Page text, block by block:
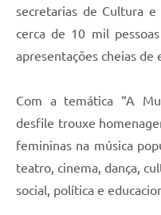
secretarias de Cultura e
cerca de 10 mil
apresentações cheias de
Com a temática “A
desfile trouxe
femininas na música
teatro, cinema, dança,
social, política e